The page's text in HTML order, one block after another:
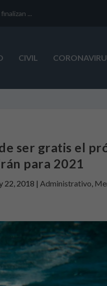
...
CIVIL
ser gratis el
para 2021
22, 2018 | Administrativo,